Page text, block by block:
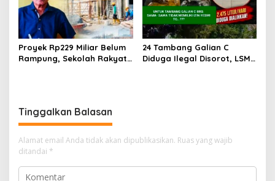
Proyek Rp229 Miliar Belum
Rampung, Sekolah Rakyat
24 Tambang Galian C
Diduga Ilegal Disorot, LSM
Tinggalkan Balasan
Alamat email Anda tidak akan dipublikasikan. Ruas yang wajib
ditandai *